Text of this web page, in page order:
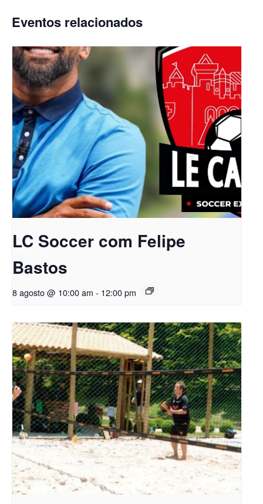
Eventos relacionados
LC Soccer com Felipe
Bastos
8 agosto @ 10:00 am - 12:00 pm